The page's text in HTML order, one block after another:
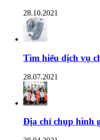
28.10.2021
Tìm hiểu dịch vụ
28.07.2021
Địa chỉ chụp hình